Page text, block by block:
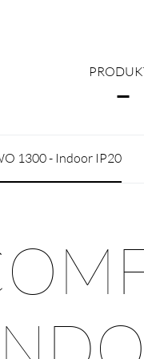
1300 - Indoor IP20